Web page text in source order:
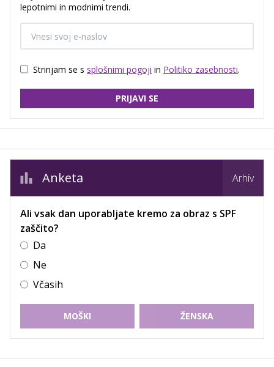
lepotnimi in modnimi trendi.
Strinjam se s splošnimi pogoji in Politiko zasebnosti.
PRIJAVI SE
Anketa Arhiv
Ali vsak dan uporabljate kremo za obraz s SPF
zaščito?
Da
Ne
Včasih
MOŠKI ŽENSKA